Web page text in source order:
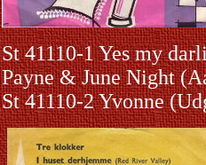
St 41110-1 Yes my
Payne & June Night
St 41110-2 Yvonne